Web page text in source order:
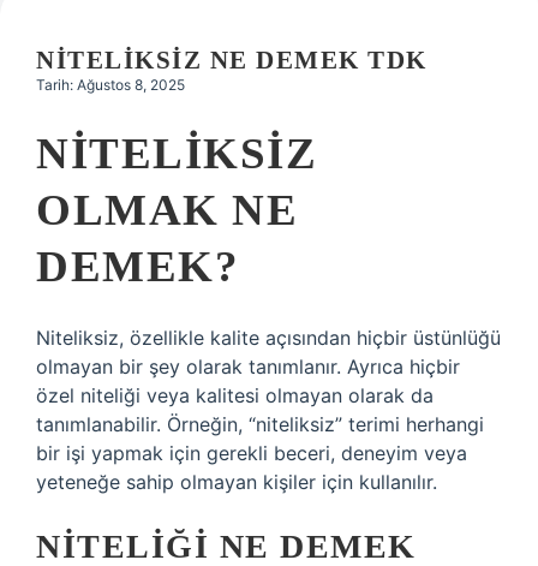
Hakkımızda
NITELIKSIZ NE DEMEK TDK
Tarih: Ağustos 8, 2025
NITELIKSIZ
OLMAK NE
DEMEK?
Niteliksiz, özellikle kalite açısından hiçbir üstünlüğü
olmayan bir şey olarak tanımlanır. Ayrıca hiçbir
özel niteliği veya kalitesi olmayan olarak da
tanımlanabilir. Örneğin, “niteliksiz” terimi herhangi
bir işi yapmak için gerekli beceri, deneyim veya
yeteneğe sahip olmayan kişiler için kullanılır.
NITELIĞI NE DEMEK